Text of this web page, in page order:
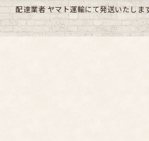
配達業者ヤマト運輸にて発送いたしま